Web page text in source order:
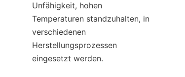
Unfähigkeit, hohen
Temperaturen standzuhalten, in
verschiedenen
Herstellungsprozessen
eingesetzt werden.